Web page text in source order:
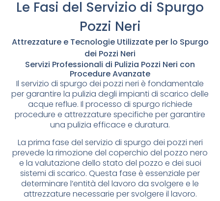
Le Fasi del Servizio di Spurgo
Pozzi Neri
Attrezzature e Tecnologie Utilizzate per lo Spurgo
dei Pozzi Neri
Servizi Professionali di Pulizia Pozzi Neri con
Procedure Avanzate
Il servizio di spurgo dei pozzi neri è fondamentale
per garantire la pulizia degli impianti di scarico delle
acque reflue. Il processo di spurgo richiede
procedure e attrezzature specifiche per garantire
una pulizia efficace e duratura.
La prima fase del servizio di spurgo dei pozzi neri
prevede la rimozione del coperchio del pozzo nero
e la valutazione dello stato del pozzo e dei suoi
sistemi di scarico. Questa fase è essenziale per
determinare l’entità del lavoro da svolgere e le
attrezzature necessarie per svolgere il lavoro.